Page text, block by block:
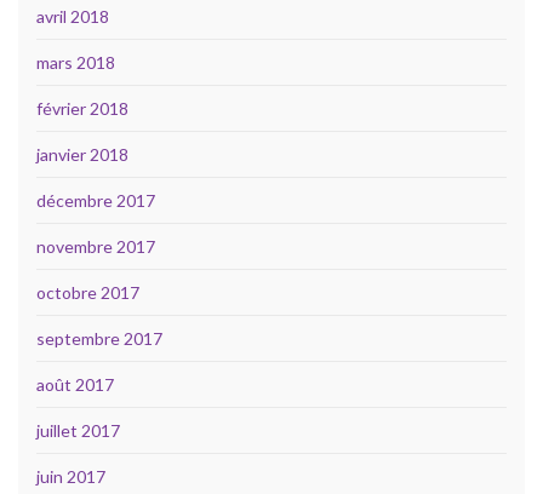
avril 2018
mars 2018
février 2018
janvier 2018
décembre 2017
novembre 2017
octobre 2017
septembre 2017
août 2017
juillet 2017
juin 2017